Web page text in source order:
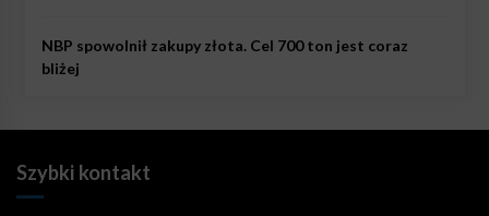
NBP spowolnił zakupy złota. Cel 700 ton jest coraz
bliżej
Szybki kontakt